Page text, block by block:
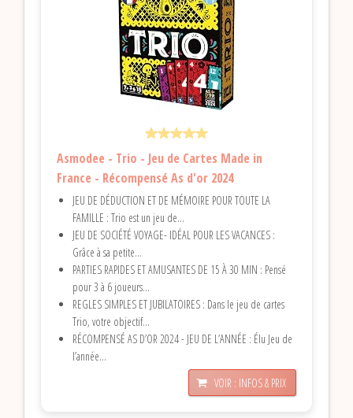
Asmodee - Trio - Jeu de Cartes Made in
France - Récompensé As d'or 2024
JEU DE DÉDUCTION ET DE MÉMOIRE POUR TOUTE LA
FAMILLE : Trio est un jeu de...
JEU DE SOCIÉTÉ VOYAGE- IDÉAL POUR LES VACANCES :
Grâce à sa petite...
PARTIES RAPIDES ET AMUSANTES DE 15 À 30 MIN : Pensé
pour 3 à 6 joueurs...
REGLES SIMPLES ET JUBILATOIRES : Dans le jeu de cartes
Trio, votre objectif...
RÉCOMPENSÉ AS D’OR 2024 - JEU DE L’ANNÉE : Élu Jeu de
l’année...
VOIR : INFOS & PRIX